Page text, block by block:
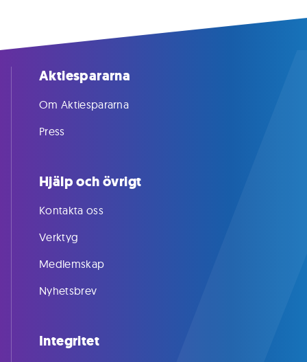
Aktiespararna
Om Aktiespararna
Press
Hjälp och övrigt
Kontakta oss
Verktyg
Medlemskap
Nyhetsbrev
Integritet